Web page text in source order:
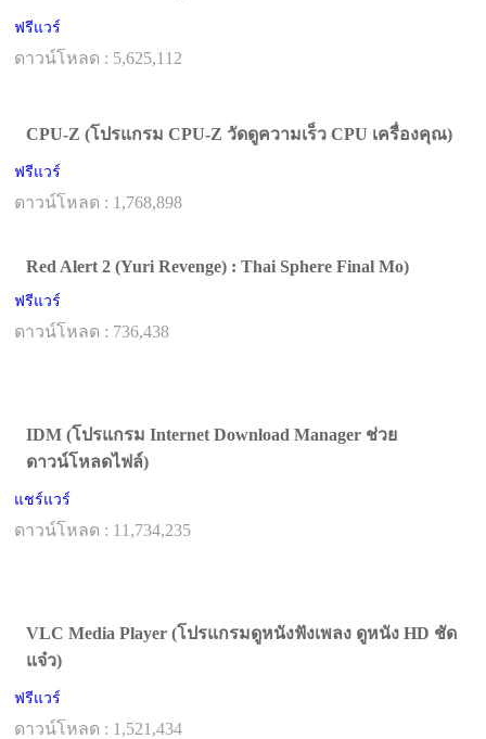
ฟรีแวร์
ดาวน์โหลด : 5,625,112
CPU-Z (โปรแกรม CPU-Z วัดดูความเร็ว CPU เครื่องคุณ)
ฟรีแวร์
ดาวน์โหลด : 1,768,898
Red Alert 2 (Yuri Revenge) : Thai Sphere Final Mo)
ฟรีแวร์
ดาวน์โหลด : 736,438
IDM (โปรแกรม Internet Download Manager ช่วย
ดาวน์โหลดไฟล์)
แชร์แวร์
ดาวน์โหลด : 11,734,235
VLC Media Player (โปรแกรมดูหนังฟังเพลง ดูหนัง HD ชัด
แจ๋ว)
ฟรีแวร์
ดาวน์โหลด : 1,521,434